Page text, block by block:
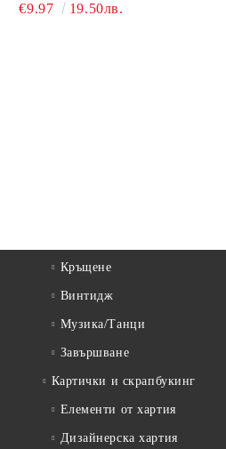
€9.97 19.50лв.
Кръщене
Винтидж
Музика/Танци
Завършване
Картички и скрапбукинг
Елементи от хартия
Дизайнерска хартия